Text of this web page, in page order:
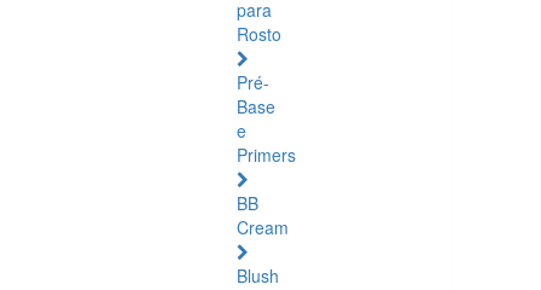
para
Rosto
Pré-
Base
e
Primers
BB
Cream
Blush